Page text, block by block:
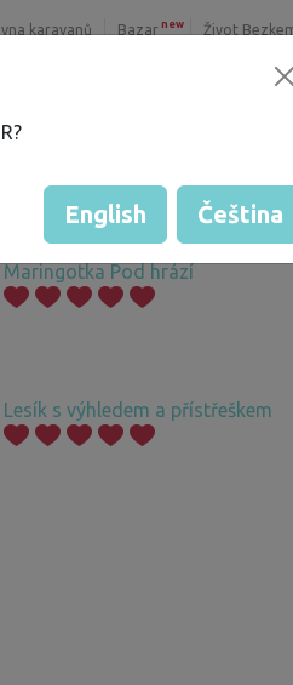
karavanů Bazar new Život
Maringotka Pod hrází
Lesík s výhledem a přístřeškem
English Čeština